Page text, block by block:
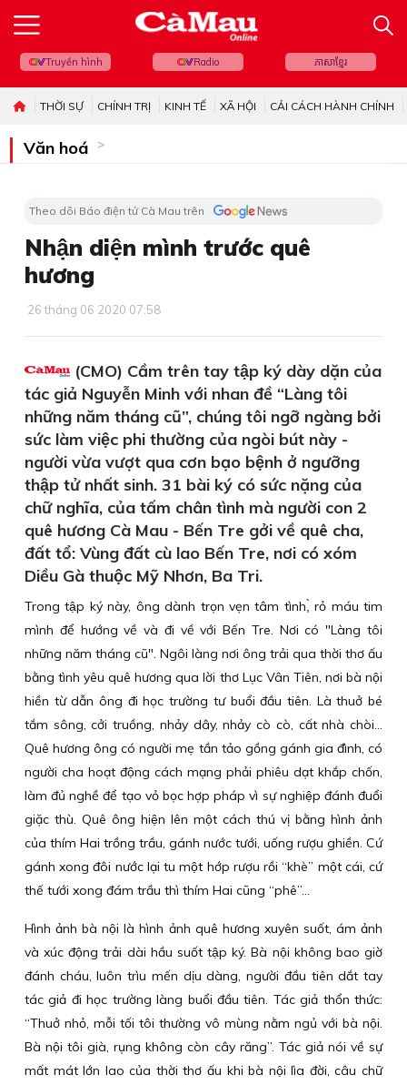
Truyền hình Radio ភាសាខ្មែរ
THỜI SỰ CHÍNH TRỊ KINH TẾ XÃ HỘI CẢI CÁCH HÀNH CHÍNH
Văn hoá
Theo dõi Báo điện tử Cà Mau trên
Nhận diện mình trước quê
hương
26 tháng 06 2020 07:58
(CMO) Cầm trên tay tập ký dày dặn của
tác giả Nguyễn Minh với nhan đề “Làng tôi
những năm tháng cũ”, chúng tôi ngỡ ngàng bởi
sức làm việc phi thường của ngòi bút này -
người vừa vượt qua cơn bạo bệnh ở ngưỡng
thập tử nhất sinh. 31 bài ký có sức nặng của
chữ nghĩa, của tấm chân tình mà người con 2
quê hương Cà Mau - Bến Tre gởi về quê cha,
đất tổ: Vùng đất cù lao Bến Tre, nơi có xóm
Diều Gà thuộc Mỹ Nhơn, Ba Tri.
Trong tập ký này, ông dành trọn vẹn tâm tình,̀ rỏ máu tim
mình để hướng về và đi về với Bến Tre. Nơi có "Làng tôi
những năm tháng cũ". Ngôi làng nơi ông trải qua thời thơ ấu
bằng tình yêu quê hương qua lời thơ Lục Vân Tiên, nơi bà nội
hiền từ dẫn ông đi học trường tư buổi đầu tiên. Là thuở bé
tắm sông, cởi truồng, nhảy dây, nhảy cò cò, cất nhà chòi…
Quê hương ông có người mẹ tần tảo gồng gánh gia đình, có
người cha hoạt động cách mạng phải phiêu dạt khắp chốn,
làm đủ nghề để tạo vỏ bọc hợp pháp vì sự nghiệp đánh đuổi
giặc thù. Quê ông hiện lên một cách thú vị bằng hình ảnh
của thím Hai trồng trầu, gánh nước tưới, uống rượu ghiền. Cứ
gánh xong đôi nước lại tu một hớp rượu rồi “khè” một cái, cứ
thế tưới xong đám trầu thì thím Hai cũng “phê”…
Hình ảnh bà nội là hình ảnh quê hương xuyên suốt, ám ảnh
và xúc động trải dài hầu suốt tập ký. Bà nội không bao giờ
đánh cháu, luôn trìu mến dịu dàng, người đầu tiên dắt tay
tác giả đi học trường làng buổi đầu tiên. Tác giả thổn thức:
“Thuở nhỏ, mỗi tối tôi thường vô mùng nằm ngủ với bà nội.
Bà nội tôi già, rụng không còn cây răng”. Tác giả nói về sự
mất mát lớn lao của thời thơ ấu khi bà nội lìa đời, câu chữ